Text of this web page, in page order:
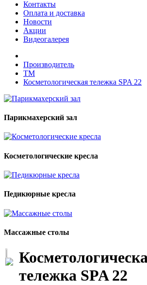
Контакты
Оплата и доставка
Новости
Акции
Видеогалерея
Производитель
ТМ
Косметологическая тележка SPA 22
Парикмахерский зал
Косметологические кресла
Педикюрные кресла
Массажные столы
тележка SPA 22